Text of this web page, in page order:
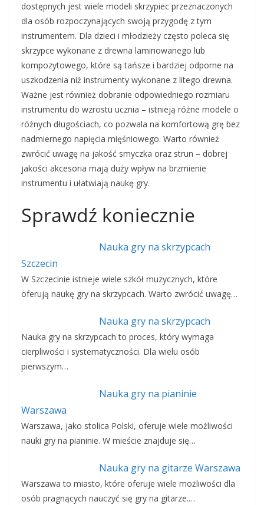
dostępnych jest wiele modeli skrzypiec przeznaczonych
dla osób rozpoczynających swoją przygodę z tym
instrumentem. Dla dzieci i młodzieży często poleca się
skrzypce wykonane z drewna laminowanego lub
kompozytowego, które są tańsze i bardziej odporne na
uszkodzenia niż instrumenty wykonane z litego drewna.
Ważne jest również dobranie odpowiedniego rozmiaru
instrumentu do wzrostu ucznia – istnieją różne modele o
różnych długościach, co pozwala na komfortową grę bez
nadmiernego napięcia mięśniowego. Warto również
zwrócić uwagę na jakość smyczka oraz strun – dobrej
jakości akcesoria mają duży wpływ na brzmienie
instrumentu i ułatwiają naukę gry.
Sprawdź koniecznie
Nauka gry na skrzypcach
Szczecin
W Szczecinie istnieje wiele szkół muzycznych, które
oferują naukę gry na skrzypcach. Warto zwrócić uwagę…
Nauka gry na skrzypcach
Nauka gry na skrzypcach to proces, który wymaga
cierpliwości i systematyczności. Dla wielu osób
pierwszym…
Nauka gry na pianinie
Warszawa
Warszawa, jako stolica Polski, oferuje wiele możliwości
nauki gry na pianinie. W mieście znajduje się…
Nauka gry na gitarze Warszawa
Warszawa to miasto, które oferuje wiele możliwości dla
osób pragnących nauczyć się gry na gitarze.…